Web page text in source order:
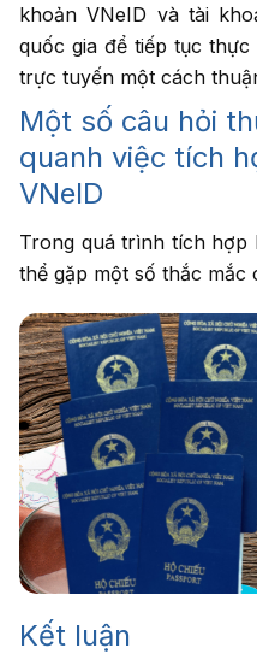
khoản VNeID và tài
quốc gia để tiếp tục
trực tuyến một cách
Một số câu hỏi
quanh việc tích
VNeID
Trong quá trình tích hợp
thể gặp một số thắc mắc
Kết luận